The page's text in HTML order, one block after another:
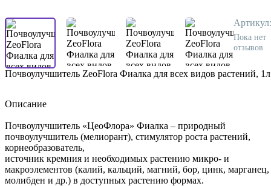
Пока нет
отзывов
Почвоулучшитель ZeoFlora Фиалка для всех видов растений, 1л
Описание
Почвоулучшитель «ЦеоФлора» Фиалка – природный
почвоулучшитель (мелиорант), стимулятор роста растений,
корнеобразователь,
источник кремния и необходимых растению микро- и
макроэлементов (калий, кальций, магний, бор, цинк, марганец,
молибден и др.) в доступных растению формах.